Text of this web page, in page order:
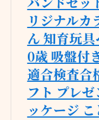
リジナルカ
ん 知育玩
0歳 吸盤付
適合検査合
フト プレ
ッケージ